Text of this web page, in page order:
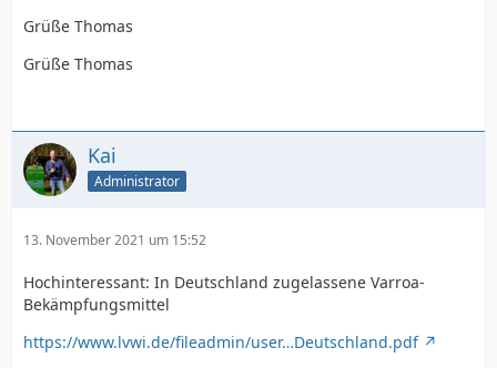
Grüße Thomas
Grüße Thomas
Kai
Administrator
13. November 2021 um 15:52
Hochinteressant: In Deutschland zugelassene Varroa-
Bekämpfungsmittel
https://www.lvwi.de/fileadmin/user…Deutschland.pdf